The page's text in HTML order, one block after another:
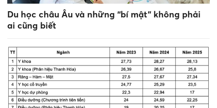
Du học châu Âu và những “bí mật” không phải
ai cũng biết